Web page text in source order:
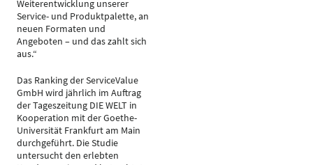
Weiterentwicklung unserer
Service- und Produktpalette, an
neuen Formaten und
Angeboten – und das zahlt sich
aus.“
Das Ranking der ServiceValue
GmbH wird jährlich im Auftrag
der Tageszeitung DIE WELT in
Kooperation mit der Goethe-
Universität Frankfurt am Main
durchgeführt. Die Studie
untersucht den erlebten